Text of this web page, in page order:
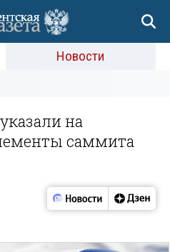
Новости
на
саммита